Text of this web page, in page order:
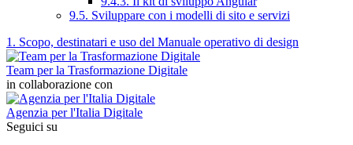
9.5. Sviluppare con i modelli di sito e servizi
1. Scopo, destinatari e uso del Manuale operativo di design
Team per la Trasformazione Digitale
in collaborazione con
Agenzia per l'Italia Digitale
Seguici su